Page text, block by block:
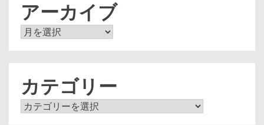
アーカイブ
ア
カテゴリー
カ